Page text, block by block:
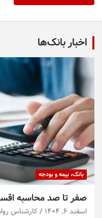
اخبار بانک‌ها
بانک، بیمه و بودجه
صفر تا صد محاسبه
اسفند ۶, ۱۴۰۴ کارشناس